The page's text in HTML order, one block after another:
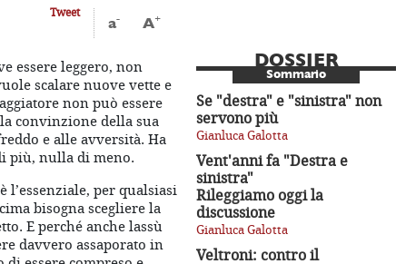
Tweet
a- A+
DOSSIER
Sommario
Se "destra" e "sinistra" non
servono più
Gianluca Galotta
Vent'anni fa "Destra e
sinistra"
Rileggiamo oggi la
discussione
Gianluca Galotta
Veltroni: contro il
essere leggero, non
scalare nuove vette e
non può essere
convinzione della sua
e alle avversità. Ha
più, nulla di meno.
per qualsiasi
bisogna scegliere la
E perché anche lassù
davvero assaporato in